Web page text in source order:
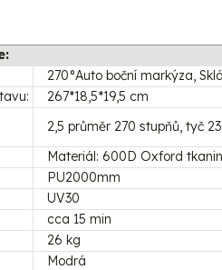
270°Auto boční markýza,
267*18,5*19,5 cm
2,5 průměr 270 stupňů, tyč
Materiál: 600D Oxford
PU2000mm
UV30
cca 15 min
26 kg
Modrá